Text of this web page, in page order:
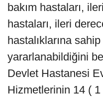
bakım hastaları,
hastaları, ileri
hastalıklarına
yararlanabildiğini
Devlet Hastanesi
Hizmetlerinin 14 (